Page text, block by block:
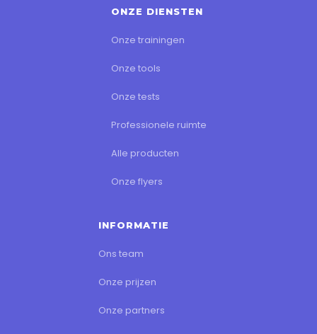
ONZE DIENSTEN
Onze trainingen
Onze tools
Onze tests
Professionele ruimte
Alle producten
Onze flyers
INFORMATIE
Ons team
Onze prijzen
Onze partners